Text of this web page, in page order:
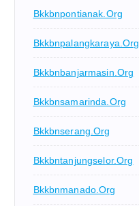
Bkkbnpontianak.org
Bkkbnpalangkaraya.org
Bkkbnbanjarmasin.org
Bkkbnsamarinda.org
Bkkbnserang.org
Bkkbntanjungselor.org
Bkkbnmanado.org